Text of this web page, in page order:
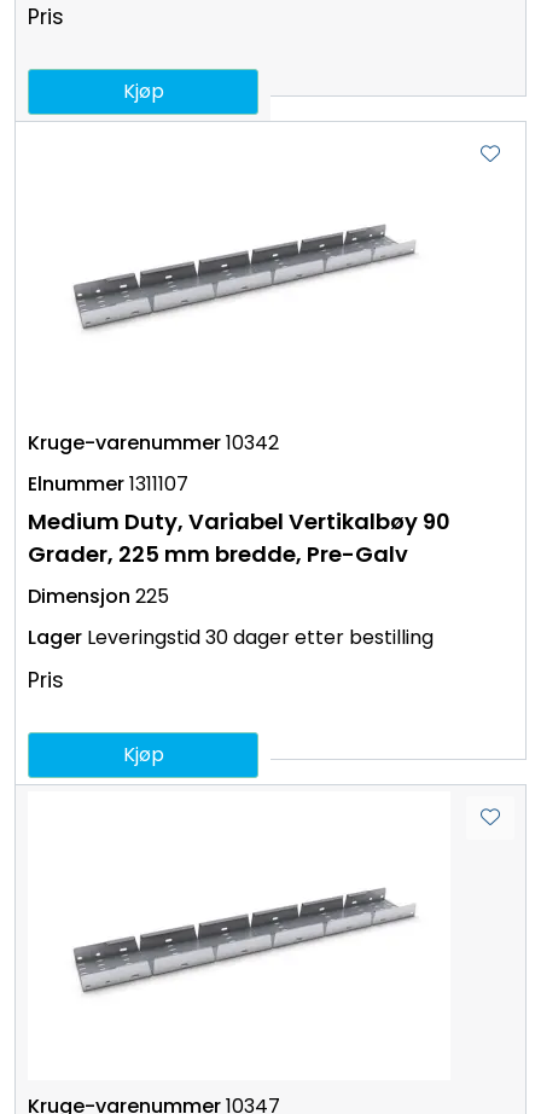
Pris
Kjøp
10342
1311107
Medium Duty, Variabel Vertikalbøy 90
Grader, 225 mm bredde, Pre-Galv
225
Leveringstid 30 dager etter bestilling
Pris
Kjøp
10347